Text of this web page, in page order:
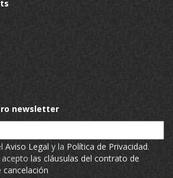
newsletter
Aviso Legal y la Política de Privacidad.
las cláusulas del contrato de
cancelación